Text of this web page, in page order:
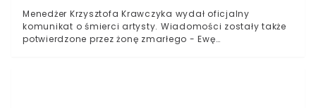
Menedżer Krzysztofa Krawczyka wydał oficjalny
komunikat o śmierci artysty. Wiadomości zostały także
potwierdzone przez żonę zmarłego - Ewę